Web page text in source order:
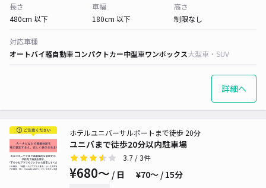
長さ
480cm 以下
車幅
180cm 以下
高さ
制限なし
対応車種
オートバイ軽自動車コンパクトカー中型車ワンボックス大型車・SUV
詳細へ
ユニバまで徒歩20分以内駐車場
ホテルユニバーサルポートまで徒歩 20分
3.7 / 3件
¥680〜 / 日 ¥70〜 / 15分